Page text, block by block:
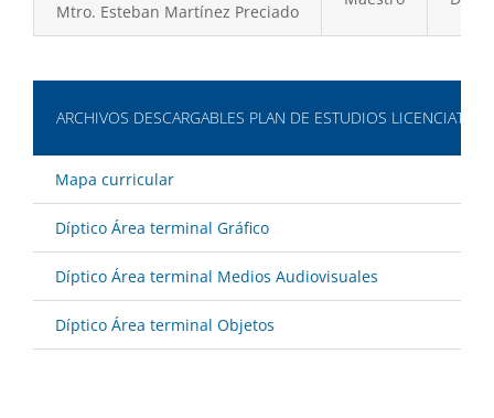
Mtro. Esteban Martínez Preciado
ARCHIVOS DESCARGABLES PLAN DE ESTUDIOS
Mapa curricular
Díptico Área terminal Gráfico
Díptico Área terminal Medios Audiovisuales
Díptico Área terminal Objetos